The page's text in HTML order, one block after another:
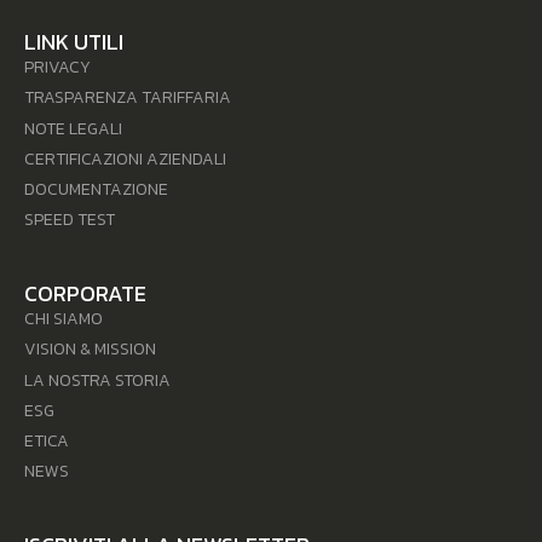
LINK UTILI
PRIVACY
TRASPARENZA TARIFFARIA
NOTE LEGALI
CERTIFICAZIONI AZIENDALI
DOCUMENTAZIONE
SPEED TEST
CORPORATE
CHI SIAMO
VISION & MISSION
LA NOSTRA STORIA
ESG
ETICA
NEWS